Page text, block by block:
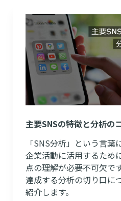
主要SNSの特徴と分析の
「SNS分析」という言葉
企業活動に活用するため
点の理解が必要不可欠で
達成する分析の切り口に
紹介します。